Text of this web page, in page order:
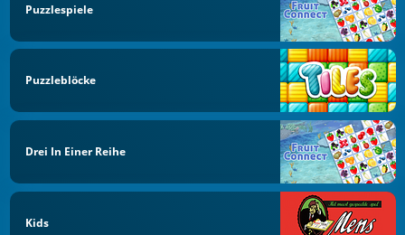
Puzzlespiele
Puzzleblöcke
Drei In Einer Reihe
Kids